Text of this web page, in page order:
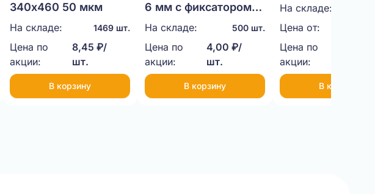
340х460 50 мкм
На складе: 1469 шт.
Цена по
акции:
8,45 ₽/
шт.
В корзину
6 мм с фиксатором
35 см
На складе: 500 шт.
Цена по
акции:
4,00 ₽/
шт.
В корзину
пластиковая
На складе:
Цена от:
Цена по
акции:
В корзину